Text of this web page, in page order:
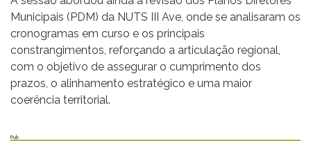
Municipais (PDM) da NUTS III Ave, onde se analisaram os
cronogramas em curso e os principais
constrangimentos, reforçando a articulação regional,
com o objetivo de assegurar o cumprimento dos
prazos, o alinhamento estratégico e uma maior
coerência territorial.
Pub